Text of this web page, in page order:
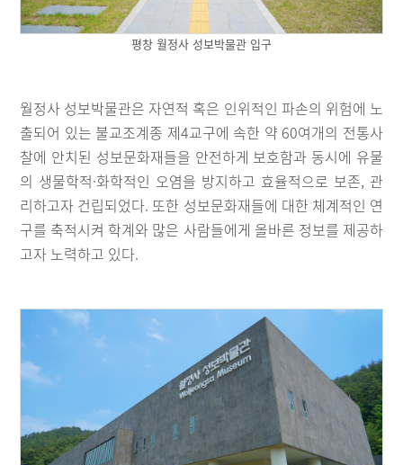
평창 월정사 성보박물관 입구
월정사 성보박물관은 자연적 혹은 인위적인 파손의 위험에 노
출되어 있는 불교조계종 제4교구에 속한 약 60여개의 전통사
찰에 안치된 성보문화재들을 안전하게 보호함과 동시에 유물
의 생물학적·화학적인 오염을 방지하고 효율적으로 보존, 관
리하고자 건립되었다. 또한 성보문화재들에 대한 체계적인 연
구를 축적시켜 학계와 많은 사람들에게 올바른 정보를 제공하
고자 노력하고 있다.